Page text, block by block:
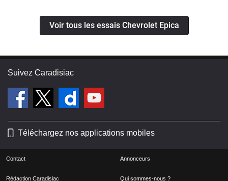
Voir tous les essais Chevrolet Epica
Suivez Caradisiac
Téléchargez nos applications mobiles
Contact Annonceurs
Rédaction Caradisiac Qui sommes-nous ?